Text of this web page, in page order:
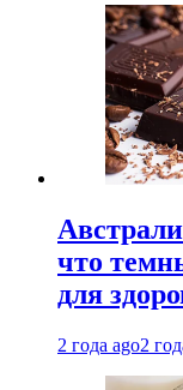
что
для
2 года ago2